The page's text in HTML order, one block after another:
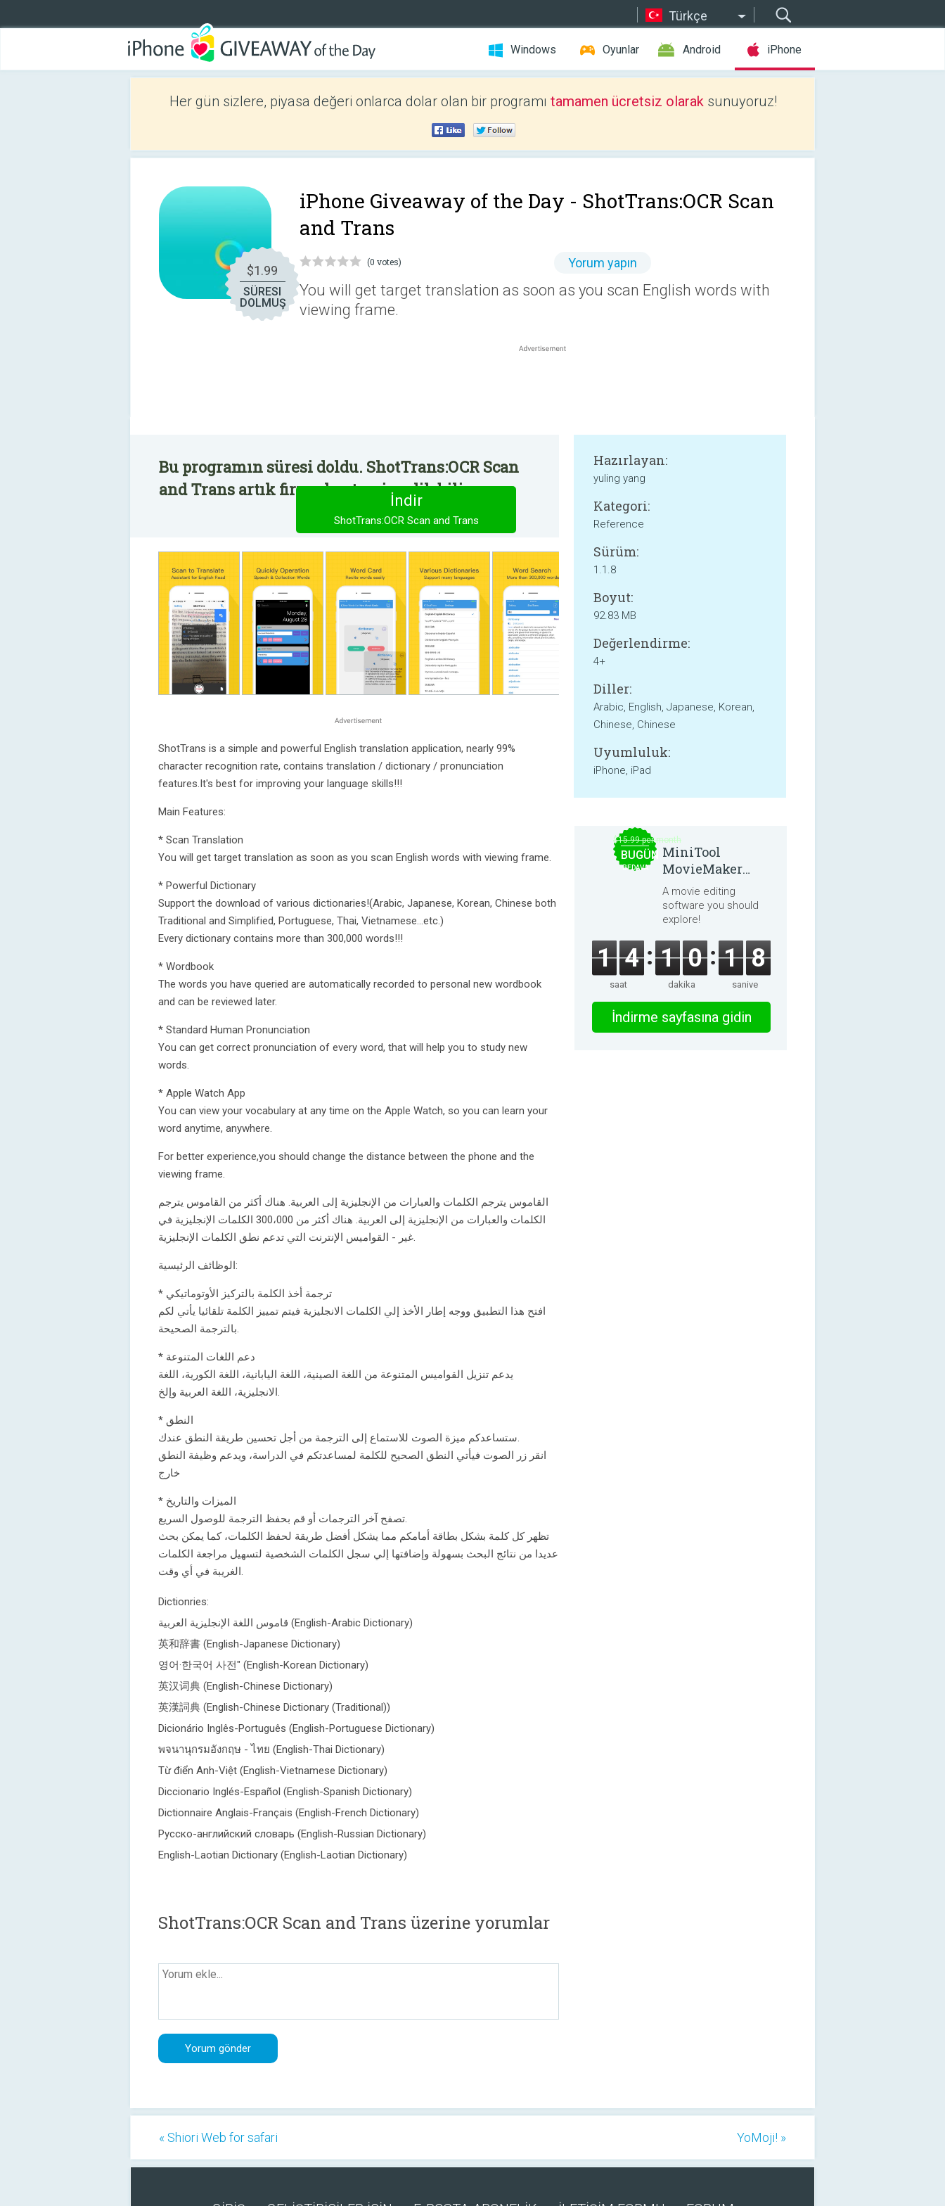
Türkçe
Windows Oyunlar Android iPhone
Her gün sizlere, piyasa değeri onlarca dolar olan bir programı tamamen ücretsiz olarak sunuyoruz!
$1.99
SÜRESI
DOLMUŞ
iPhone Giveaway of the Day - ShotTrans:OCR Scan
and Trans
(0 votes) Yorum yapın
You will get target translation as soon as you scan English words with
viewing frame.
Bu programın süresi doldu. ShotTrans:OCR Scan
and Trans artık firmadan temin edilebilir.
İndir
ShotTrans:OCR Scan and Trans
ShotTrans is a simple and powerful English translation application, nearly 99%
character recognition rate, contains translation / dictionary / pronunciation
features.It's best for improving your language skills!!!
Main Features:
* Scan Translation
You will get target translation as soon as you scan English words with viewing frame.
* Powerful Dictionary
Support the download of various dictionaries!(Arabic, Japanese, Korean, Chinese both
Traditional and Simplified, Portuguese, Thai, Vietnamese...etc.)
Every dictionary contains more than 300,000 words!!!
* Wordbook
The words you have queried are automatically recorded to personal new wordbook
and can be reviewed later.
* Standard Human Pronunciation
You can get correct pronunciation of every word, that will help you to study new
words.
* Apple Watch App
You can view your vocabulary at any time on the Apple Watch, so you can learn your
word anytime, anywhere.
For better experience,you should change the distance between the phone and the
viewing frame.
القاموس يترجم الكلمات والعبارات من الإنجليزية إلى العربية. هناك أكثر من القاموس يترجم
الكلمات والعبارات من الإنجليزية إلى العربية. هناك أكثر من 300،000 الكلمات الإنجليزية في
غير - القواميس الإنترنت التي تدعم نطق الكلمات الإنجليزية.
الوظائف الرئيسية:
* ترجمة أخذ الكلمة بالتركيز الأوتوماتيكي
افتح هذا التطبيق ووجه إطار الأخذ إلي الكلمات الانجليزية فيتم تمييز الكلمة تلقائيا يأتي لكم
بالترجمة الصحيحة.
* دعم اللغات المتنوعة
يدعم تنزيل القواميس المتنوعة من اللغة الصينية، اللغة اليابانية، اللغة الكورية، اللغة
الانجليزية، اللغة العربية وإلخ.
* النطق
ستساعدكم ميزة الصوت للاستماع إلى الترجمة من أجل تحسين طريقة النطق عندك.
انقر زر الصوت فيأتي النطق الصحيح للكلمة لمساعدتكم في الدراسة، ويدعم وظيفة النطق
خارج
* الميزات والتاريخ
تصفح آخر الترجمات أو قم بحفظ الترجمة للوصول السريع.
تظهر كل كلمة بشكل بطاقة أمامكم مما يشكل أفضل طريقة لحفظ الكلمات، كما يمكن بحث
عديدا من نتائج البحث بسهولة وإضافتها إلي سجل الكلمات الشخصية لتسهيل مراجعة الكلمات
الغريبة في أي وقت.
Dictionries:
قاموس اللغة الإنجليزية العربية (English-Arabic Dictionary)
英和辞書 (English-Japanese Dictionary)
영어·한국어 사전" (English-Korean Dictionary)
英汉词典 (English-Chinese Dictionary)
英漢詞典 (English-Chinese Dictionary (Traditional))
Dicionário Inglês-Português (English-Portuguese Dictionary)
พจนานุกรมอังกฤษ - ไทย (English-Thai Dictionary)
Từ điển Anh-Việt (English-Vietnamese Dictionary)
Diccionario Inglés-Español (English-Spanish Dictionary)
Dictionnaire Anglais-Français (English-French Dictionary)
Русско-английский словарь (English-Russian Dictionary)
English-Laotian Dictionary (English-Laotian Dictionary)
Hazırlayan:
yuling yang
Kategori:
Reference
Sürüm:
1.1.8
Boyut:
92.83 MB
Değerlendirme:
4+
Diller:
Arabic, English, Japanese, Korean,
Chinese, Chinese
Uyumluluk:
iPhone, iPad
ShotTrans:OCR Scan and Trans üzerine yorumlar
$15.99 per month
BUGÜN
BEDAVA
MiniTool
MovieMaker
8.8.0
A movie editing
software you should
explore!
1 4
saat
1 0
dakika
1 7
saniye
İndirme sayfasına gidin
« Shiori Web for safari YoMoji! »